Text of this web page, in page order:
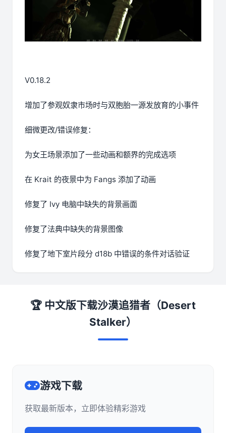
V0.18.2
增加了参观奴隶市场时与双胞胎一源发放育的小事件
细微更改/错误修复：
为女王场景添加了一些动画和额界的完成选项
在 Krait 的夜景中为 Fangs 添加了动画
修复了 Ivy 电脑中缺失的背景画面
修复了法典中缺失的背景图像
修复了地下室片段分 d18b 中错误的条件对话验证
🏆 中文版下载沙漠追猎者（Desert
Stalker）
游戏下载
获取最新版本，立即体验精彩游戏